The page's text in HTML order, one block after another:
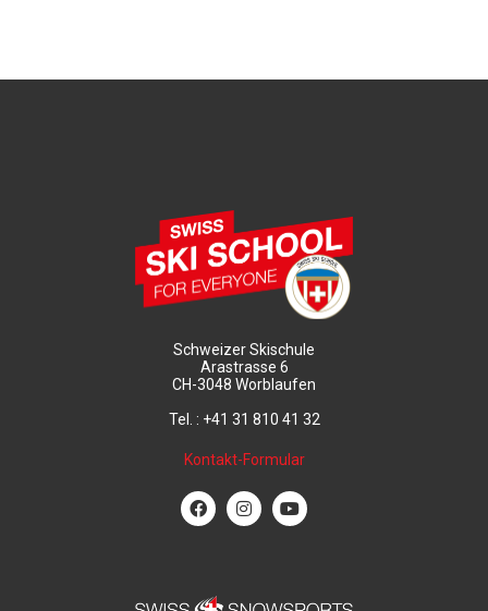
Schweizer Skischule
Arastrasse 6
CH-3048 Worblaufen
Tel. : +41 31 810 41 32
Kontakt-Formular